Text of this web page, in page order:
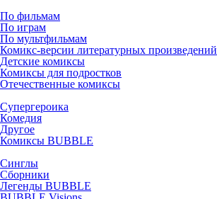
По фильмам
По играм
По мультфильмам
Комикс-версии литературных произведений
Детские комиксы
Комиксы для подростков
Отечественные комиксы
Супергероика
Комедия
Другое
Комиксы BUBBLE
Синглы
Сборники
Легенды BUBBLE